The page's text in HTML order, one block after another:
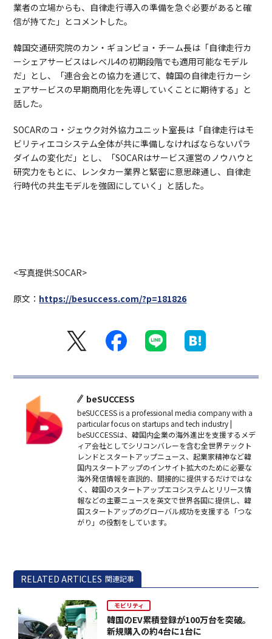
業者の立場からも、自律走行導入の準備を急ぐ必要があると確
信が持てた」とコメントした。
韓国交通研究院のカン・ギョンピョ・チーム長は「自律走行カ
ーシェアサービスはレベル4の初期段階でも適用可能なモデル
だ」とし、「連合会との協力を通じて、韓国の自律走行カーシ
ェアサービスの早期商用化を先導していくことに期待する」と
話した。
SOCARのコ・ジェウク対外協力ユニット室長は「自律走行はモ
ビリティエコシステム全体が共に準備しなければならないパラ
ダイムの変化だ」とし、「SOCARはサービス運営のノウハウと
研究力をもとに、レンタカー業界と緊密に意思疎通し、自律走
行時代の共生モデルを強固にしていく」と話した。
<写真提供:SOCAR>
原文： https://besuccess.com/?p=181826
beSUCCESS
beSUCCESS is a professional media company with a
particular focus on startups and tech industry |
beSUCCESSは、韓国内企業の海外進出を支援するメデ
ィア会社としてシリコンバレーを含む全世界テックト
レンドとスタートアップニュース、起業家精神など韓
国内スタートアップのインサイト拡大のために必要な
海外発信情報を直説的、間接的に提供するだけではな
く、韓国のスタートアップエコシステムとリリース情
報などの主要ニュースを英文で世界各国に提供し、韓
国スタートアップのグローバル成功を支援する「つな
がり」の役割をしています。
RELATED ARTICLES 関連記事
モビリティ
韓国のEV累積登録が100万台を突破。
新規購入の約4台に1台に